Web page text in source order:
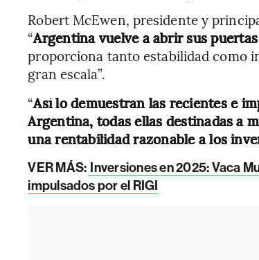
Robert McEwen, presidente y
“Argentina vuelve a abrir sus
proporciona tanto estabilidad como
gran escala”.
“Así lo demuestran las recientes e
Argentina, todas ellas destinadas a
una rentabilidad razonable a los
VER MÁS: Inversiones en 2025: Vaca
impulsados por el RIGI